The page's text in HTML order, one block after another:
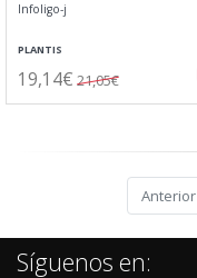
Infoligo-j
PLANTIS
19,14€ 21,05€
Anterior
Síguenos en: